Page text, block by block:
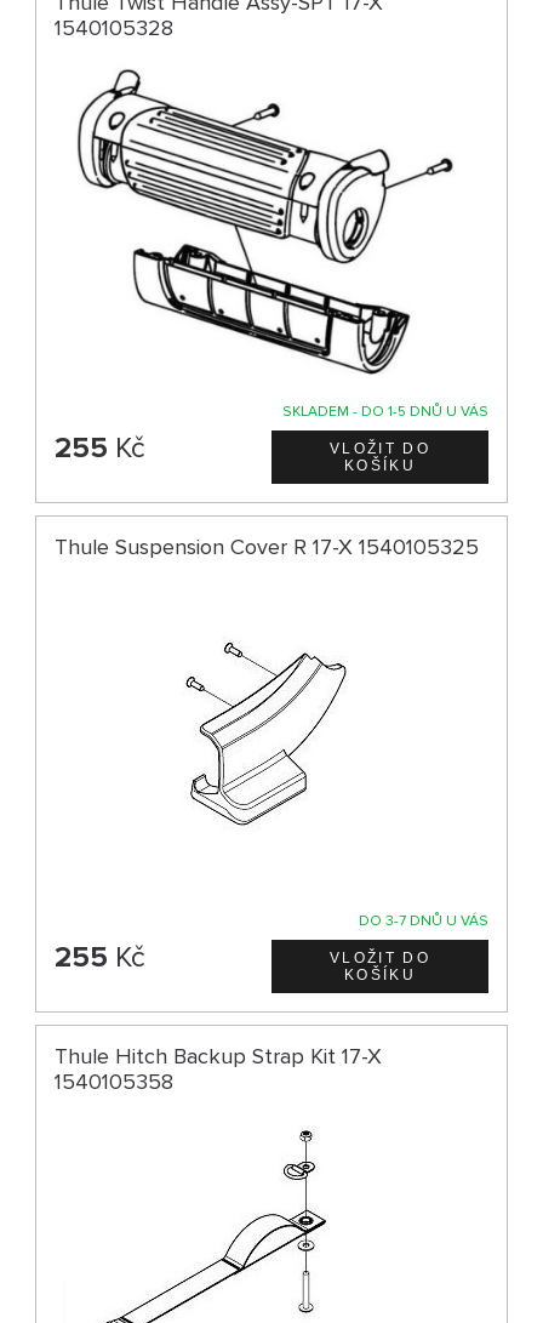
1540105328
SKLADEM - DO 1-5 DNŮ U VÁS
255 Kč
Thule Suspension Cover R 17-X 1540105325
DO 3-7 DNŮ U VÁS
255 Kč
Thule Hitch Backup Strap Kit 17-X
1540105358